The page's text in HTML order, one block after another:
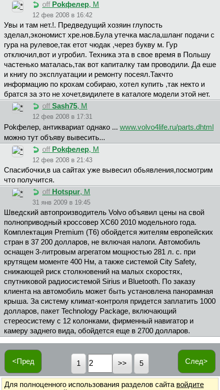
off Pokфeлep, М
12 фев 2008 в 16:42
Увы и там нет.!. Предведущий хозяин глупость
зделал,экономист хре.нов.Була утечка масла,шланг подачи с
гура на рулевое,так етот чюдак ,через букву м. Гур
отключил,вот и угробил. Техника эта в свое время в Польшу
частенько маталась,так вот капиталку там проводили. Да еше
и книгу по эксплуатации и ремонту посеял.Такчто
информацию по крохам собираю, хотел купить ,так некто и
братся за это не хочет,видилете в каталоге модели этой нет.
off Sash75, М
12 фев 2008 в 17:31
Pokфeлep, антиквариат однако ... www.volvo4life.ru/parts.dhtml
можно тут объяву вывесить...
off Pokфeлep, М
12 фев 2008 в 21:43
Спасибочки,в uа сайтах уже вывесил обьявления,посмотрим
что получится.
off Hotspur, М
31 янв 2009 в 19:45
Шведский автопроизводитель Volvo объявил цены на свой
полноприводный кроссовер XC60 2010 модельного года.
Комплектация Premium (T6) обойдется жителям европейских
стран в 37 200 долларов, не включая налоги. Автомобиль
оснащен 3-литровым агрегатом мощностью 281 л. с. при
крутящем моменте 400 Нм, а также системой City Safety,
снижающей риск столкновений на малых скоростях,
спутниковой радиосистемой Sirius и Bluetooth. По заказу
клиента на автомобиль может быть установлена панорамная
крыша. За систему климат-контроля придется заплатить 1000
долларов, пакет Technology Package, включающий
стереосистему с 12 колонками, фирменный навигатор и
камеру заднего вида, обойдется еще в 2700 долларов.
<Пред След>
1 5
Для полноценного использования разделов сайта войдите